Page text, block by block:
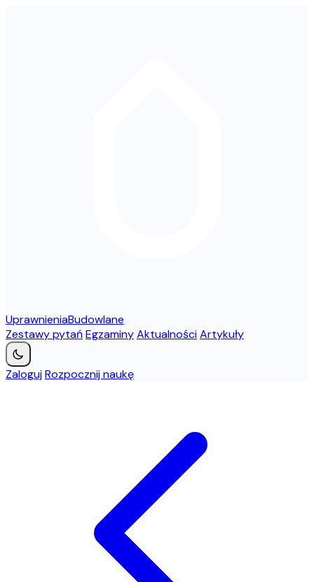
UprawnieniaBudowlane
Zestawy pytańEgzaminyAktualności Artykuły
Zaloguj Rozpocznij naukę